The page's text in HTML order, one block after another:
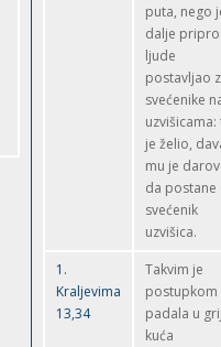
puta, nego
dalje
ljude
postavljao
svećenike
je želio,
mu je
da postane
svećenik
uzvišica.
1.
Kraljevima
13,34
Takvim je
postupkom
padala u
kuća